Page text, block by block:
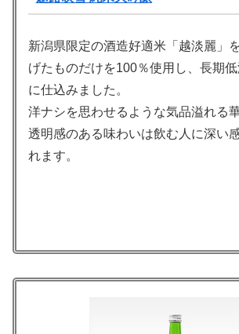
新潟県限定の酒造好適米「越淡麗」
げたものだけを100％使用し、長期
に仕込みました。
洋ナシを思わせるような気品溢れる
透明感のある味わいは飲む人に深い
れます。